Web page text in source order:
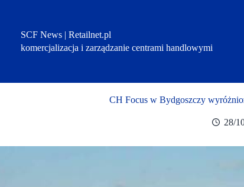
SCF News | Retailnet.pl
komercjalizacja i zarządzanie centrami handlowymi
CH Focus w Bydgoszczy
28/